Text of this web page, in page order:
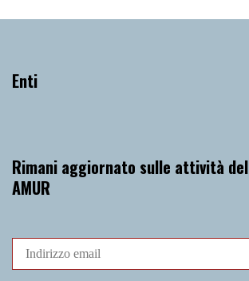
Enti
Rimani aggiornato sulle attività
AMUR